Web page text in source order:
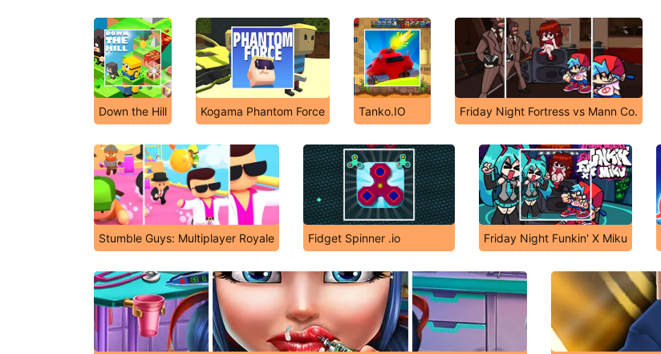
Down the Hill Kogama Phantom Force Tanko.IO Friday Night Fortress vs Mann Co.
Stumble Guys: Multiplayer Royale Fidget Spinner .io Friday Night Funkin' X Miku